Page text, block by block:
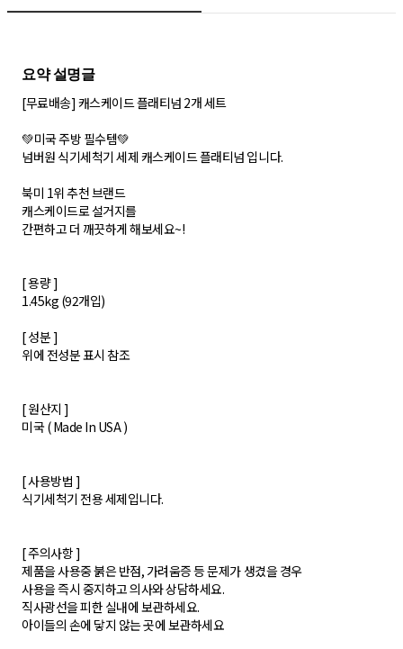
요약 설명글
[무료배송] 캐스케이드 플래티넘 2개 세트
💚 미국 주방 필수템💚
넘버원 식기세척기 세제 캐스케이드 플래티넘 입니다.
북미 1위 추천 브랜드
캐스케이드로 설거지를
간편하고 더 깨끗하게 해보세요~!
[ 용량 ]
1.45kg (92개입)
[ 성분 ]
위에 전성분 표시 참조
[ 원산지 ]
미국 ( Made In USA )
[ 사용방법 ]
식기세척기 전용 세제입니다.
[ 주의사항 ]
제품을 사용중 붉은 반점, 가려움증 등 문제가 생겼을 경우
사용을 즉시 중지하고 의사와 상담하세요.
직사광선을 피한 실내에 보관하세요.
아이들의 손에 닿지 않는 곳에 보관하세요